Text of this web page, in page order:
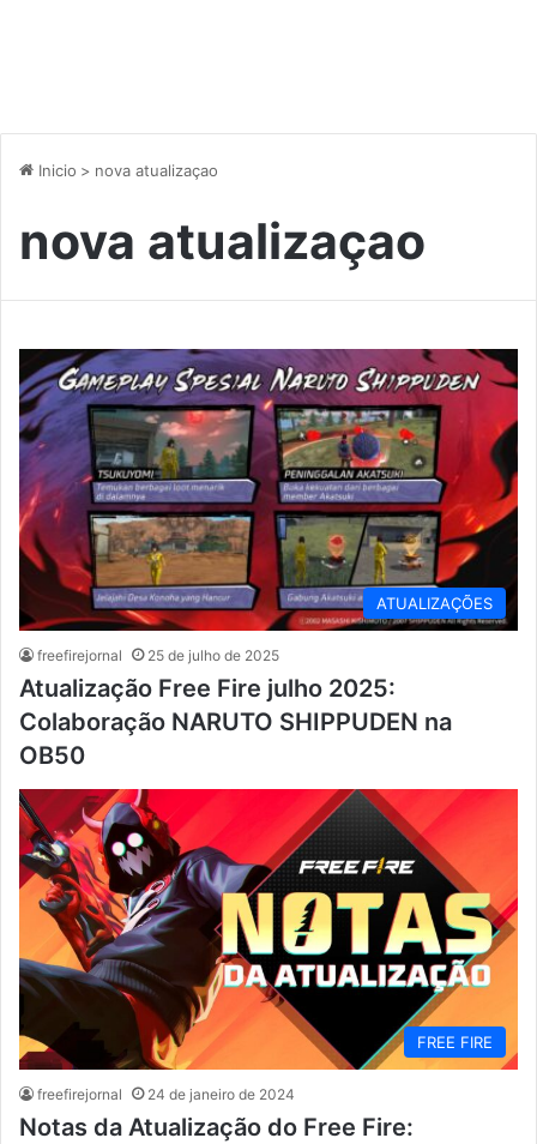
Inicio > nova atualizaçao
nova atualizaçao
ATUALIZAÇÕES
freefirejornal 25 de julho de 2025
Atualização Free Fire julho 2025:
Colaboração NARUTO SHIPPUDEN na
OB50
FREE FIRE
freefirejornal 24 de janeiro de 2024
Notas da Atualização do Free Fire: